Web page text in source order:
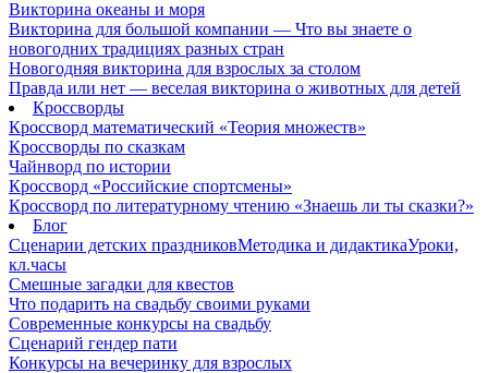
Викторина океаны и моря
Викторина для большой компании — Что вы знаете о
новогодних традициях разных стран
Новогодняя викторина для взрослых за столом
Правда или нет — веселая викторина о животных для детей
Кроссворды
Кроссворд математический «Теория множеств»
Кроссворды по сказкам
Чайнворд по истории
Кроссворд «Российские спортсмены»
Кроссворд по литературному чтению «Знаешь ли ты сказки?»
Блог
Сценарии детских праздниковМетодика и дидактикаУроки,
кл.часы
Смешные загадки для квестов
Что подарить на свадьбу своими руками
Современные конкурсы на свадьбу
Сценарий гендер пати
Конкурсы на вечеринку для взрослых